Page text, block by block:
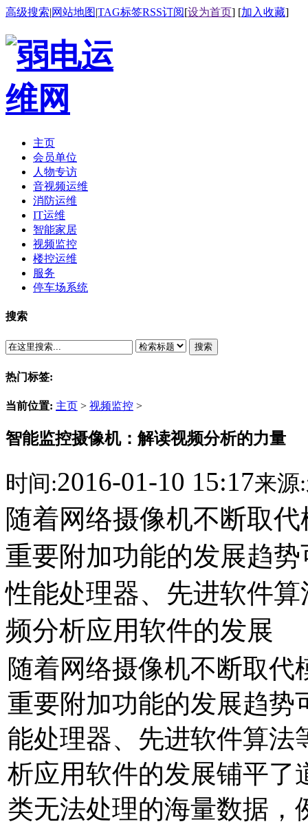
高级搜索|网站地图|TAG标签RSS订阅[设为首页] [加入收藏]
主页
会员单位
人物专访
音视频运维
消防运维
IT运维
智能家居
视频监控
楼控运维
服务
停车场系统
搜索
搜索
热门标签:
当前位置: 主页 > 视频监控 >
智能监控摄像机：解读视频分析的力量
时间:2016-01-10 15:17来源:
随着网络摄像机不断取
重要附加功能的发展趋
性能处理器、先进软件
频分析应用软件的发展
随着网络摄像机不断取代
重要附加功能的发展趋势
能处理器、先进软件算法
析应用软件的发展铺平了
类无法处理的海量数据，